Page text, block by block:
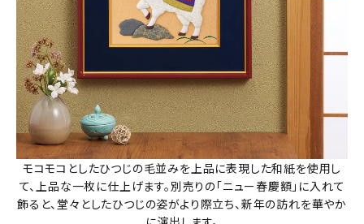
モコモコとしたひつじの毛並みを上品に表現した和紙を使用し
て、上品な一枚に仕上げます。別売りの「ニュー春慶額」に入れて
飾ると、堂々としたひつじの姿がより際立ち、新年の訪れを華やか